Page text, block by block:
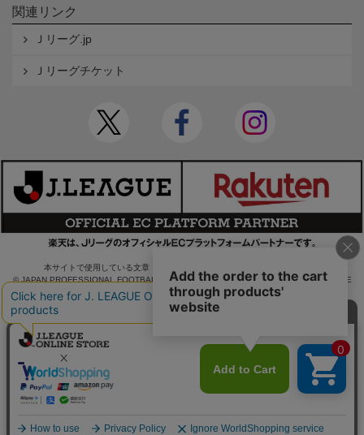
関連リンク
Ｊリーグ.jp
Ｊリーグチケット
本サイトで使用している文章・画像等の無断での複製・転載を禁止します。
© JAPAN PROFESSIONAL FOOTBALL LEAGUE Rakuten Group, Inc. ALL RIGHTS RE
SERVED.